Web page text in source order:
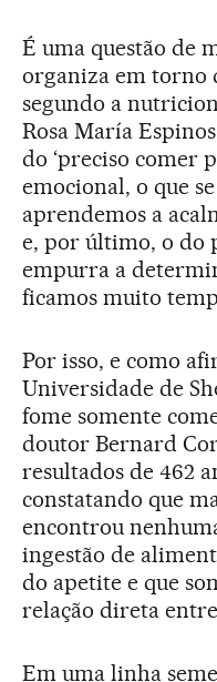
É uma questão de
organiza em torno
segundo a
Rosa María
do ‘preciso comer
emocional, o que
aprendemos a
e, por último, o do
empurra a
ficamos muito
Por isso, e como
Universidade de
fome somente
doutor Bernard
resultados de 462
constatando que
encontrou
ingestão de
do apetite e que
relação direta
Em uma linha